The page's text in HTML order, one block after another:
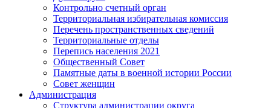
Контрольно счетный орган
Территориальная избирательная комиссия
Перечень пространственных сведений
Территориальные отделы
Перепись населения 2021
Общественный Совет
Памятные даты в военной истории России
Совет женщин
Администрация
Структура администрации округа